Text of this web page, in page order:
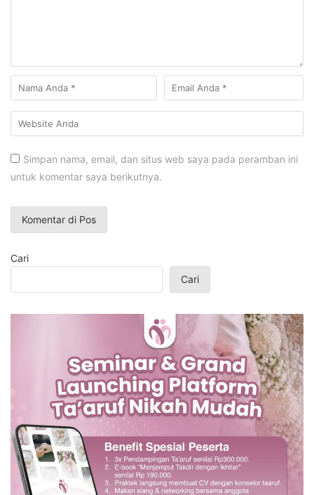
Simpan nama, email, dan situs web saya pada peramban ini
untuk komentar saya berikutnya.
Cari
Cari